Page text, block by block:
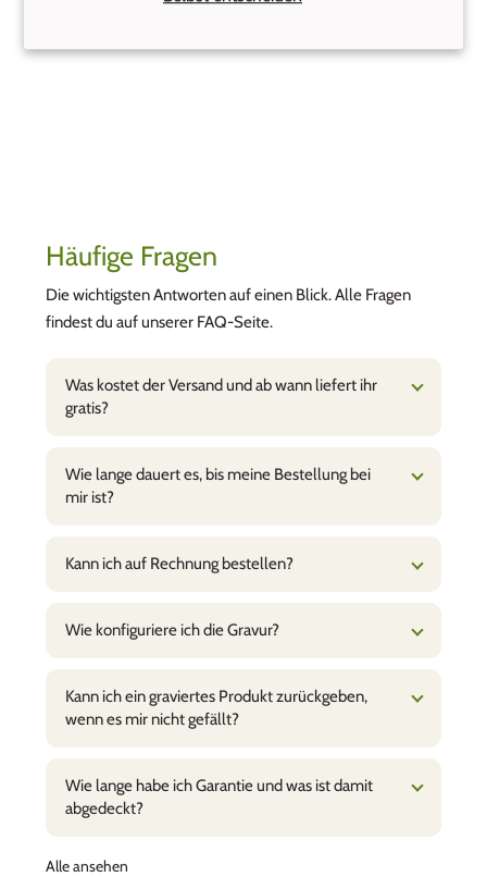
Häufige Fragen
Die wichtigsten Antworten auf einen Blick. Alle Fragen
findest du auf unserer FAQ-Seite.
Was kostet der Versand und ab wann liefert ihr
gratis?
Wie lange dauert es, bis meine Bestellung bei
mir ist?
Kann ich auf Rechnung bestellen?
Wie konfiguriere ich die Gravur?
Kann ich ein graviertes Produkt zurückgeben,
wenn es mir nicht gefällt?
Wie lange habe ich Garantie und was ist damit
abgedeckt?
Alle ansehen